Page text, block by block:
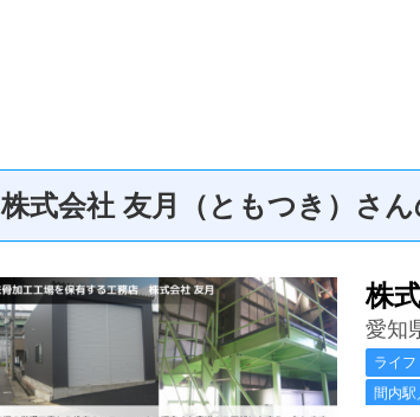
株式会社 友月（ともつき）さ
株
愛知
ライ
間内駅